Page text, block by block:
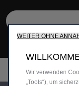
WEITER OHNE
Wir verwenden
„Tools“), um